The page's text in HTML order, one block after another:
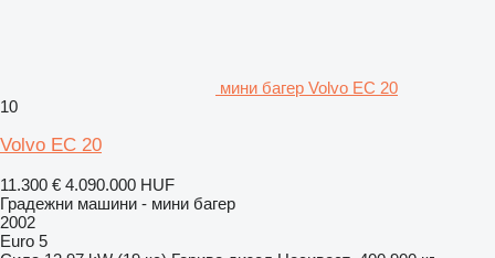
мини багер Volvo EC 20
10
Volvo EC 20
11.300 € 4.090.000 HUF
Градежни машини - мини багер
2002
Euro 5